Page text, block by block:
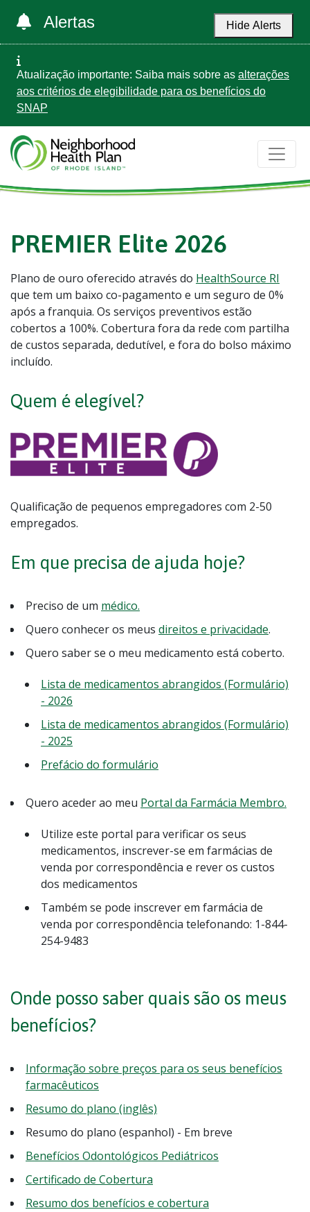
Alertas Hide Alerts
Atualização importante: Saiba mais sobre as alterações
aos critérios de elegibilidade para os benefícios do
SNAP
PREMIER Elite 2026
Plano de ouro oferecido através do HealthSource RI
que tem um baixo co-pagamento e um seguro de 0%
após a franquia. Os serviços preventivos estão
cobertos a 100%. Cobertura fora da rede com partilha
de custos separada, dedutível, e fora do bolso máximo
incluído.
Quem é elegível?
Qualificação de pequenos empregadores com 2-50
empregados.
Em que precisa de ajuda hoje?
Preciso de um médico.
Quero conhecer os meus direitos e privacidade.
Quero saber se o meu medicamento está coberto.
Lista de medicamentos abrangidos (Formulário)
- 2026
Lista de medicamentos abrangidos (Formulário)
- 2025
Prefácio do formulário
Quero aceder ao meu Portal da Farmácia Membro.
Utilize este portal para verificar os seus
medicamentos, inscrever-se em farmácias de
venda por correspondência e rever os custos
dos medicamentos
Também se pode inscrever em farmácia de
venda por correspondência telefonando: 1-844-
254-9483
Onde posso saber quais são os meus
benefícios?
Informação sobre preços para os seus benefícios
farmacêuticos
Resumo do plano (inglês)
Resumo do plano (espanhol) - Em breve
Benefícios Odontológicos Pediátricos
Certificado de Cobertura
Resumo dos benefícios e cobertura